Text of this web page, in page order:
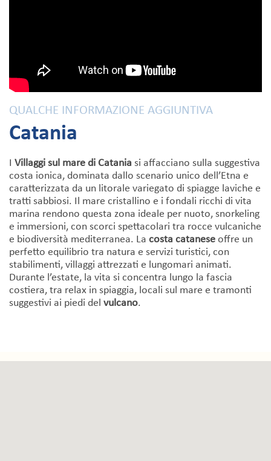
QUALCHE INFORMAZIONE AGGIUNTIVA
Catania
I Villaggi sul mare di Catania si affacciano sulla suggestiva
costa ionica, dominata dallo scenario unico dell’Etna e
caratterizzata da un litorale variegato di spiagge laviche e
tratti sabbiosi. Il mare cristallino e i fondali ricchi di vita
marina rendono questa zona ideale per nuoto, snorkeling
e immersioni, con scorci spettacolari tra rocce vulcaniche
e biodiversità mediterranea. La costa catanese offre un
perfetto equilibrio tra natura e servizi turistici, con
stabilimenti, villaggi attrezzati e lungomari animati.
Durante l’estate, la vita si concentra lungo la fascia
costiera, tra relax in spiaggia, locali sul mare e tramonti
suggestivi ai piedi del vulcano.